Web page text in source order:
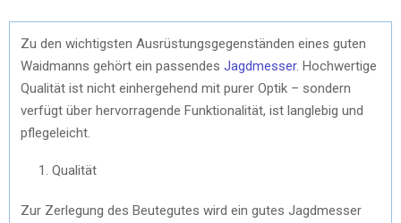
Zu den wichtigsten Ausrüstungsgegenständen eines guten
Waidmanns gehört ein passendes Jagdmesser. Hochwertige
Qualität ist nicht einhergehend mit purer Optik – sondern
verfügt über hervorragende Funktionalität, ist langlebig und
pflegeleicht.
Qualität
Zur Zerlegung des Beutegutes wird ein gutes Jagdmesser